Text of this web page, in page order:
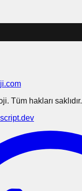
Tüm hakları saklıdır.